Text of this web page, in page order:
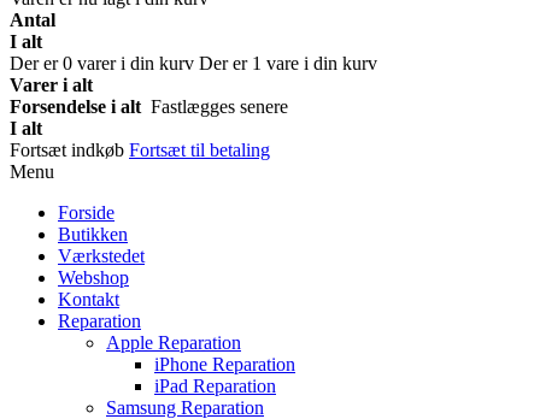
Antal
I alt
Der er0 varer i din kurv Der er 1 vare i din kurv
Varer i alt
Forsendelse i alt Fastlægges senere
I alt
Fortsæt indkøb Fortsæt til betaling
Menu
Forside
Butikken
Værkstedet
Webshop
Kontakt
Reparation
Apple Reparation
iPhone Reparation
iPad Reparation
Samsung Reparation